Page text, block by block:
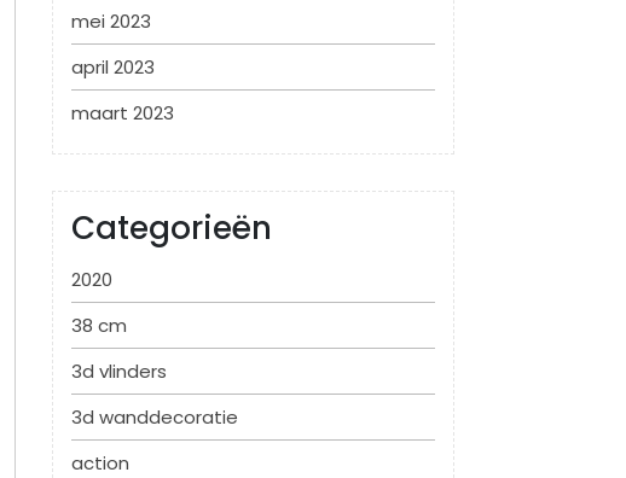
mei 2023
april 2023
maart 2023
Categorieën
2020
38 cm
3d vlinders
3d wanddecoratie
action